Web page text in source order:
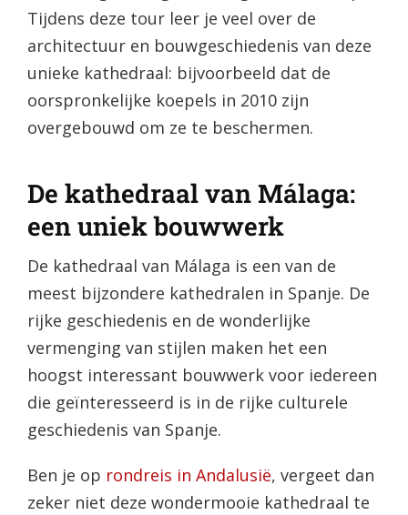
Tijdens deze tour leer je veel over de
architectuur en bouwgeschiedenis van deze
unieke kathedraal: bijvoorbeeld dat de
oorspronkelijke koepels in 2010 zijn
overgebouwd om ze te beschermen.
De kathedraal van Málaga:
een uniek bouwwerk
De kathedraal van Málaga is een van de
meest bijzondere kathedralen in Spanje. De
rijke geschiedenis en de wonderlijke
vermenging van stijlen maken het een
hoogst interessant bouwwerk voor iedereen
die geïnteresseerd is in de rijke culturele
geschiedenis van Spanje.
Ben je op rondreis in Andalusië, vergeet dan
zeker niet deze wondermooie kathedraal te